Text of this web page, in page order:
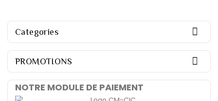
Categories 
PROMOTIONS 
NOTRE MODULE DE PAIEMENT